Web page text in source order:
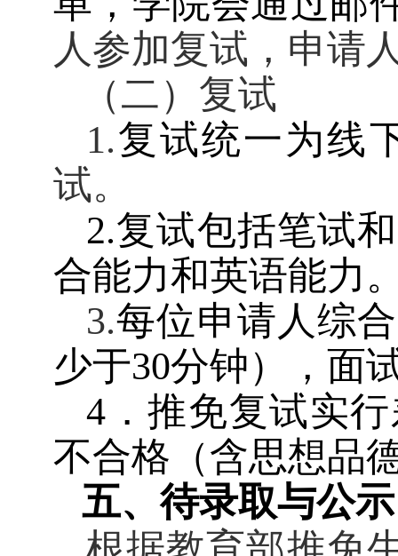
人参加复试，申请
（二）复试
1.复试统一为线
试。
2.复试包括笔试
合能力和英语能力
3.每位申请人综
少于30分钟），面
4 ．推免复试实
不合格（含思想品
五、待录取与公示